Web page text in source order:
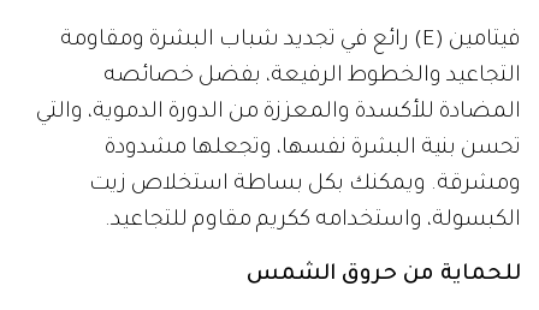
فيتامين (E) رائع في تجديد شباب البشرة ومقاومة
التجاعيد والخطوط الرفيعة، بفضل خصائصه
المضادة للأكسدة والمعززة من الدورة الدموية، والتي
تحسن بنية البشرة نفسها، وتجعلها مشدودة
ومشرقة. ويمكنك بكل بساطة استخلاص زيت
الكبسولة، واستخدامه ككريم مقاوم للتجاعيد.
للحماية من حروق الشمس